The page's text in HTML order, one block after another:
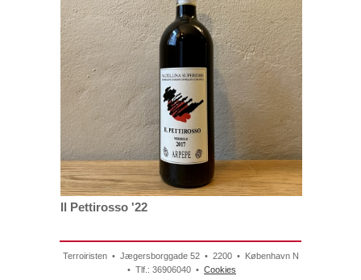
Il Pettirosso '22
Terroiristen • Jægersborggade 52 • 2200 • København N
• Tlf.: 36906040 • Cookies